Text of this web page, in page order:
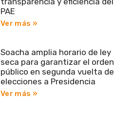
PAE
Ver más »
Soacha amplia horario de ley
seca para garantizar el orden
público en segunda vuelta de
elecciones a Presidencia
Ver más »